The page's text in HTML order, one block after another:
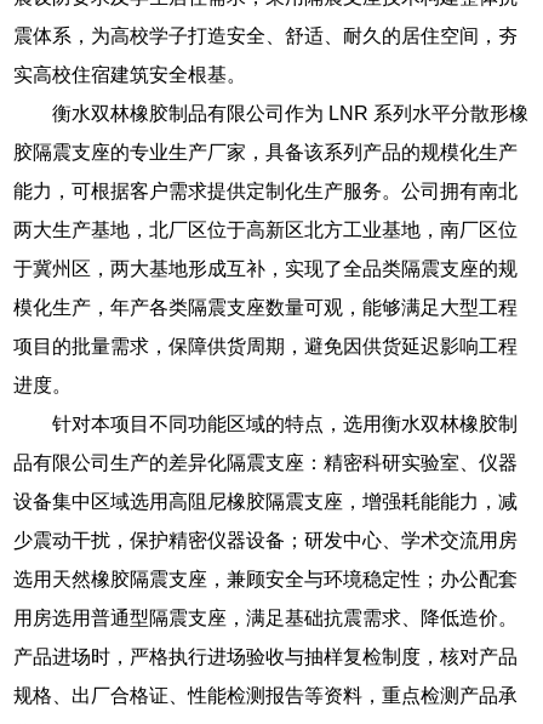
震体系，为高校学子打造安全、舒适、耐久的居住空间，夯
实高校住宿建筑安全根基。
衡水双林橡胶制品有限公司作为 LNR 系列水平分散形橡
胶隔震支座的专业生产厂家，具备该系列产品的规模化生产
能力，可根据客户需求提供定制化生产服务。公司拥有南北
两大生产基地，北厂区位于高新区北方工业基地，南厂区位
于冀州区，两大基地形成互补，实现了全品类隔震支座的规
模化生产，年产各类隔震支座数量可观，能够满足大型工程
项目的批量需求，保障供货周期，避免因供货延迟影响工程
进度。
针对本项目不同功能区域的特点，选用衡水双林橡胶制
品有限公司生产的差异化隔震支座：精密科研实验室、仪器
设备集中区域选用高阻尼橡胶隔震支座，增强耗能能力，减
少震动干扰，保护精密仪器设备；研发中心、学术交流用房
选用天然橡胶隔震支座，兼顾安全与环境稳定性；办公配套
用房选用普通型隔震支座，满足基础抗震需求、降低造价。
产品进场时，严格执行进场验收与抽样复检制度，核对产品
规格、出厂合格证、性能检测报告等资料，重点检测产品承